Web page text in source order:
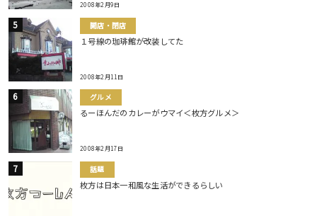
2008年2月9日
開店・閉店
１号線の珈琲館が改装してた
2008年2月11日
グルメ
るーほんだのカレーがウマイ＜枚方グルメ＞
2008年2月17日
話題
枚方は日本一和風な生活ができるらしい